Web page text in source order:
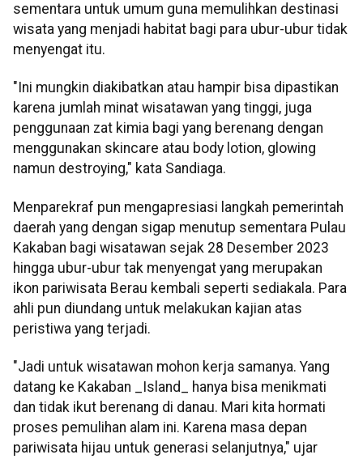
sementara untuk umum guna memulihkan destinasi
wisata yang menjadi habitat bagi para ubur-ubur tidak
menyengat itu.
"Ini mungkin diakibatkan atau hampir bisa dipastikan
karena jumlah minat wisatawan yang tinggi, juga
penggunaan zat kimia bagi yang berenang dengan
menggunakan skincare atau body lotion, glowing
namun destroying," kata Sandiaga.
Menparekraf pun mengapresiasi langkah pemerintah
daerah yang dengan sigap menutup sementara Pulau
Kakaban bagi wisatawan sejak 28 Desember 2023
hingga ubur-ubur tak menyengat yang merupakan
ikon pariwisata Berau kembali seperti sediakala. Para
ahli pun diundang untuk melakukan kajian atas
peristiwa yang terjadi.
"Jadi untuk wisatawan mohon kerja samanya. Yang
datang ke Kakaban _Island_ hanya bisa menikmati
dan tidak ikut berenang di danau. Mari kita hormati
proses pemulihan alam ini. Karena masa depan
pariwisata hijau untuk generasi selanjutnya," ujar